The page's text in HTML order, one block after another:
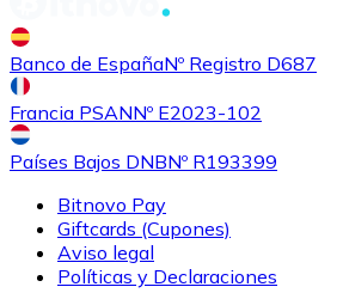
ComprarShiba Inucon transferencia
SHIB
Banco de EspañaNº Registro D687
Francia PSANNº E2023-102
Países Bajos DNBNº R193399
Bitnovo Pay
Giftcards (Cupones)
Aviso legal
Políticas y Declaraciones